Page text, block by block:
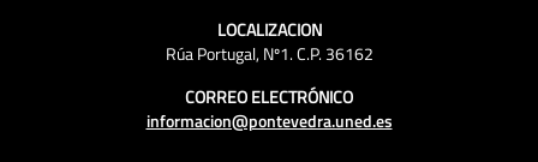
LOCALIZACION
Rúa Portugal, Nº1. C.P. 36162
CORREO ELECTRÓNICO
informacion@pontevedra.uned.es